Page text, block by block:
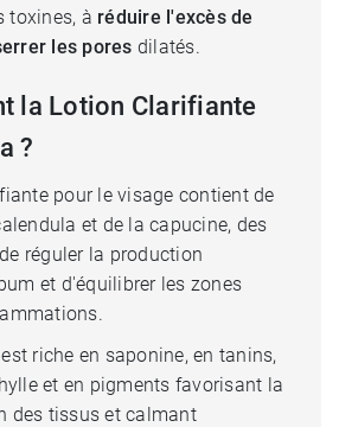
toxines, à réduire l'excès de
les pores dilatés.
la Lotion Clarifiante
?
pour le visage contient de
et de la capucine, des
réguler la production
et d'équilibrer les zones
est riche en saponine, en tanins,
et en pigments favorisant la
des tissus et calmant